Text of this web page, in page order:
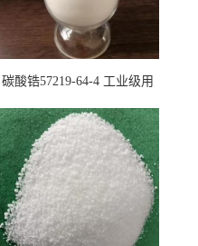
碳酸锆57219-64-4 工业级用